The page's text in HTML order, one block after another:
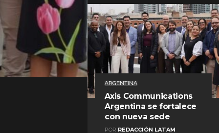
ARGENTINA
Axis Communications
Argentina se fortalece
con nueva sede
POR REDACCIÓN LATAM